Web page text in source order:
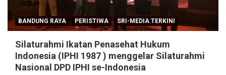
BANDUNG RAYA PERISTIWA SRI-MEDIA TERKINI
Silaturahmi Ikatan Penasehat Hukum
Indonesia (IPHI 1987 ) menggelar Silaturahmi
Nasional DPD IPHI se-Indonesia